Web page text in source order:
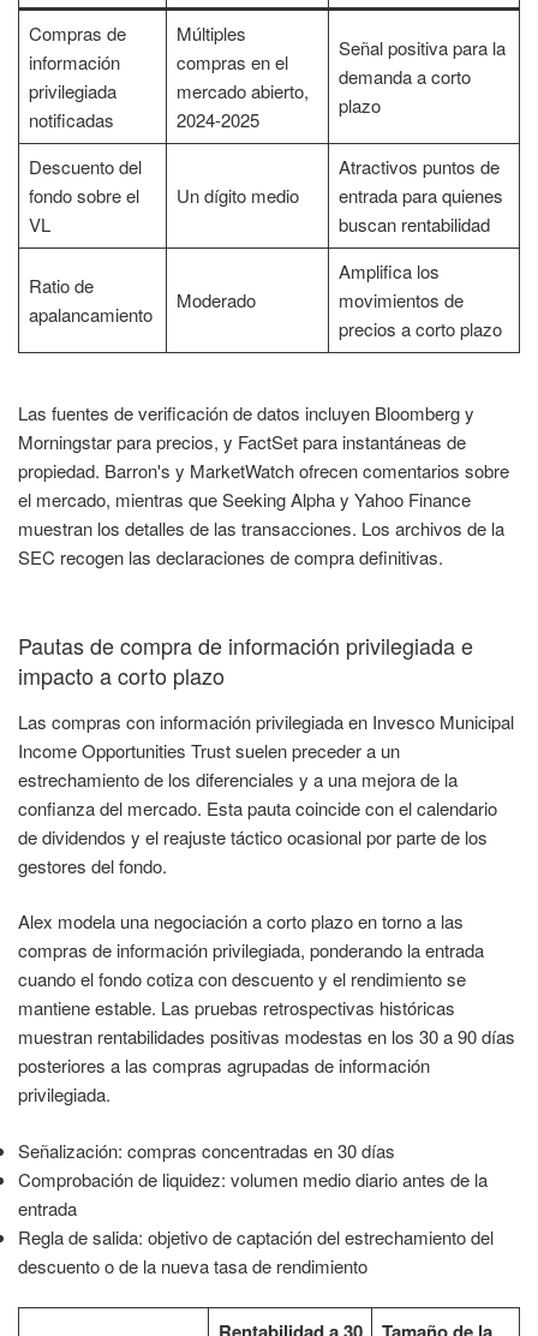
Compras de
información
privilegiada
notificadas
Múltiples
compras en el
mercado abierto,
2024-2025
Señal positiva para la
demanda a corto
plazo
Descuento del
fondo sobre el
VL
Un dígito medio
Atractivos puntos de
entrada para quienes
buscan rentabilidad
Ratio de
apalancamiento
Moderado
Amplifica los
movimientos de
precios a corto plazo
Las fuentes de verificación de datos incluyen Bloomberg y
Morningstar para precios, y FactSet para instantáneas de
propiedad. Barron's y MarketWatch ofrecen comentarios sobre
el mercado, mientras que Seeking Alpha y Yahoo Finance
muestran los detalles de las transacciones. Los archivos de la
SEC recogen las declaraciones de compra definitivas.
Pautas de compra de información privilegiada e
impacto a corto plazo
Las compras con información privilegiada en Invesco Municipal
Income Opportunities Trust suelen preceder a un
estrechamiento de los diferenciales y a una mejora de la
confianza del mercado. Esta pauta coincide con el calendario
de dividendos y el reajuste táctico ocasional por parte de los
gestores del fondo.
Alex modela una negociación a corto plazo en torno a las
compras de información privilegiada, ponderando la entrada
cuando el fondo cotiza con descuento y el rendimiento se
mantiene estable. Las pruebas retrospectivas históricas
muestran rentabilidades positivas modestas en los 30 a 90 días
posteriores a las compras agrupadas de información
privilegiada.
Señalización: compras concentradas en 30 días
Comprobación de liquidez: volumen medio diario antes de la
entrada
Regla de salida: objetivo de captación del estrechamiento del
descuento o de la nueva tasa de rendimiento